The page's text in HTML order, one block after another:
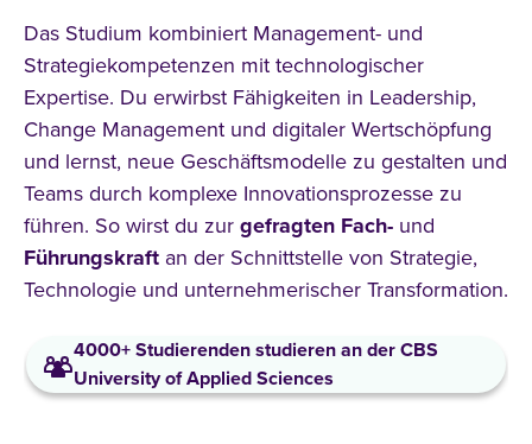
Das Studium kombiniert Management- und
Strategiekompetenzen mit technologischer
Expertise. Du erwirbst Fähigkeiten in Leadership,
Change Management und digitaler Wertschöpfung
und lernst, neue Geschäftsmodelle zu gestalten und
Teams durch komplexe Innovationsprozesse zu
führen. So wirst du zur gefragten Fach- und
Führungskraft an der Schnittstelle von Strategie,
Technologie und unternehmerischer Transformation.
4000+ Studierenden studieren an der CBS
University of Applied Sciences